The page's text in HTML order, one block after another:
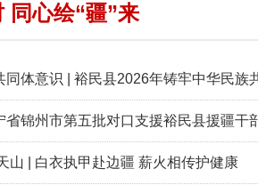
同心绘“疆”来
同体意识 | 裕民县2026年铸牢中华民
省锦州市第五批对口支援裕民县援疆干
山 | 白衣执甲赴边疆 薪火相传护健康